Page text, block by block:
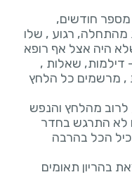
מספר חודשים,
רגוע , שלו
היה אצל אף רופא
אחר ילנה בזמינות מלאה 24/7 - דילמות, שאלות ,
, מרשמים כל הלחץ
לרוב מהלחץ והנפש
לא התרגש בחדר
הכל בהרבה
בהריון תאומים